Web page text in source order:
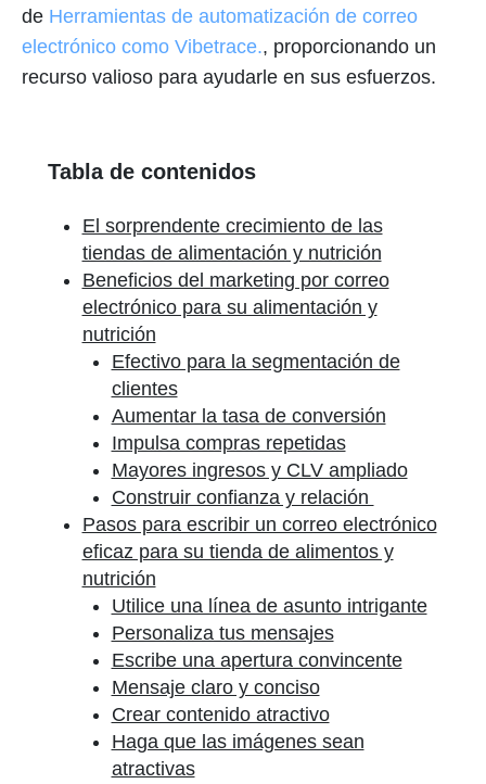
de Herramientas de automatización de correo
electrónico como Vibetrace., proporcionando un
recurso valioso para ayudarle en sus esfuerzos.
Tabla de contenidos
El sorprendente crecimiento de las
tiendas de alimentación y nutrición
Beneficios del marketing por correo
electrónico para su alimentación y
nutrición
Efectivo para la segmentación de
clientes
Aumentar la tasa de conversión
Impulsa compras repetidas
Mayores ingresos y CLV ampliado
Construir confianza y relación
Pasos para escribir un correo electrónico
eficaz para su tienda de alimentos y
nutrición
Utilice una línea de asunto intrigante
Personaliza tus mensajes
Escribe una apertura convincente
Mensaje claro y conciso
Crear contenido atractivo
Haga que las imágenes sean
atractivas